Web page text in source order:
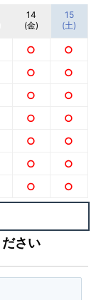
14
(金)
○
○
○
○
○
○
○
15
(土)
○
○
○
○
○
○
○
さい